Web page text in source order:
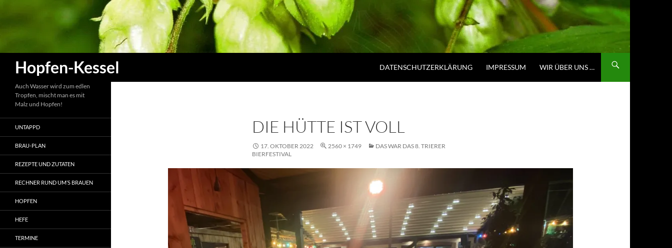
Hopfen-Kessel DATENSCHUTZERKLÄRUNG IMPRESSUM WIR ÜBER UNS …
DIE HÜTTE IST VOLL
17. OKTOBER 2022 2560 × 1749
DAS WAR DAS 8. TRIERER
BIERFESTIVAL
Auch Wasser wird zum edlen
Tropfen, mischt man es mit
Malz und Hopfen!
UNTAPPD
BRAU-PLAN
REZEPTE UND ZUTATEN
RECHNER RUND UM’S BRAUEN
HOPFEN
HEFE
TERMINE